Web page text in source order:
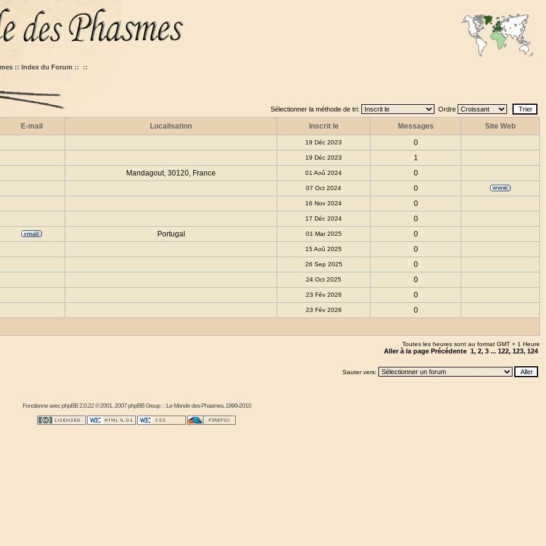
:: Index du Forum :: ::
Sélectionner la méthode de tri: Ordre
E-mail Localisation Inscrit le Messages Site Web
19 Déc 2023 0
19 Déc 2023
1
Mandagout, 30120, France
01 Aoû 2024 0
07 Oct 2024 0
16 Nov 2024 0
17 Déc 2024
0
Portugal
01 Mar 2025 0
15 Aoû 2025 0
26 Sep 2025 0
24 Oct 2025 0
23 Fév 2026 0
23 Fév 2026 0
Toutes les heures sont au format GMT + 1 Heure
Aller à la page Précédente 1, 2, 3 ... 122, 123, 124
Sauter vers:
Fonctionne avecphpBB2.0.22 © 2001, 2007 phpBB Group : :Le Monde des Phasmes, 1999-2010